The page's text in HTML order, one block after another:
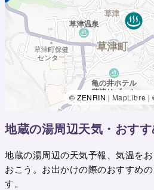
© ZENRIN | MapLibre |
地蔵の湯周辺天気・おす
地蔵の湯周辺の天気予報、気温を
おこう。お出かけの際のおすすめ
す。